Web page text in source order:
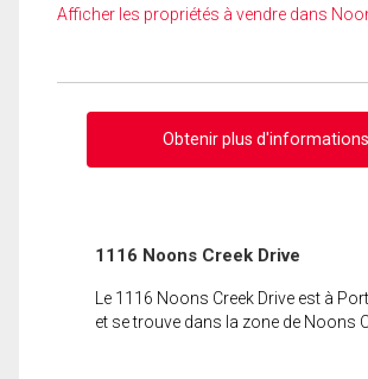
Afficher les propriétés à vendre dans
Obtenir plus d'informations
1116 Noons Creek Drive
Le 1116 Noons Creek Drive est à
et se trouve dans la zone de Noons